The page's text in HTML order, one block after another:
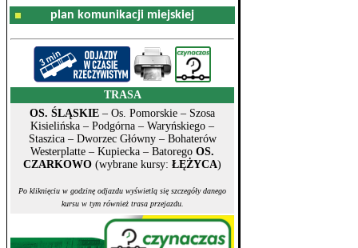
plan komunikacji miejskiej
TRASA
OS. ŚLĄSKIE – Os. Pomorskie – Szosa
Kisielińska – Podgórna – Waryńskiego –
Staszica – Dworzec Główny – Bohaterów
Westerplatte – Kupiecka – Batorego OS.
CZARKOWO (wybrane kursy: ŁĘŻYCA)
Po kliknięciu w godzinę odjazdu wyświetlą się szczegóły danego
kursu w tym również trasa przejazdu.